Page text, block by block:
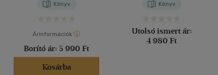
Könyv
Árinformációk
Borító ár: 5 990 Ft
Kosárba
Könyv
Utolsó ismert ár:
4 980 Ft